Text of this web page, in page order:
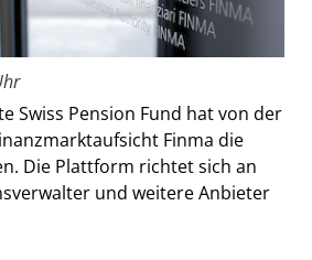
Swiss Pension Fund hat von der
Finma die
Die Plattform richtet sich an
und weitere Anbieter